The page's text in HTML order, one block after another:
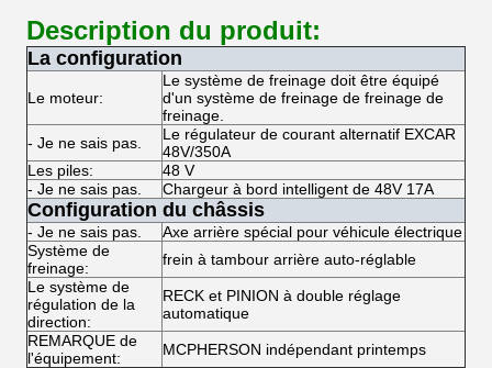
Description du produit:
La configuration
Le moteur:
Le système de freinage doit être équipé
d'un système de freinage de freinage de
freinage.
- Je ne sais pas.
Le régulateur de courant alternatif EXCAR
48V/350A
Les piles:
48 V
- Je ne sais pas.
Chargeur à bord intelligent de 48V 17A
Configuration du châssis
- Je ne sais pas.
Axe arrière spécial pour véhicule électrique
Système de
freinage:
frein à tambour arrière auto-réglable
Le système de
régulation de la
direction:
RECK et PINION à double réglage
automatique
REMARQUE de
l'équipement:
MCPHERSON indépendant printemps